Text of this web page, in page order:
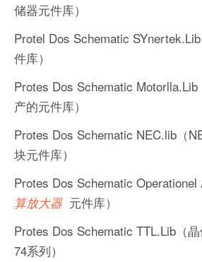
储器元件库）
Protel Dos Schematic
件库）
Protes Dos Schematic
产的元件库）
Protes Dos Schematic NEC.lib（
块元件库）
Protes Dos Schematic Operationel
算放大器 元件库）
Protes Dos Schematic TTL.Lib（
74系列）